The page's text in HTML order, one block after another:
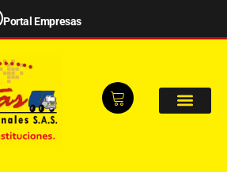
Portal Empresas